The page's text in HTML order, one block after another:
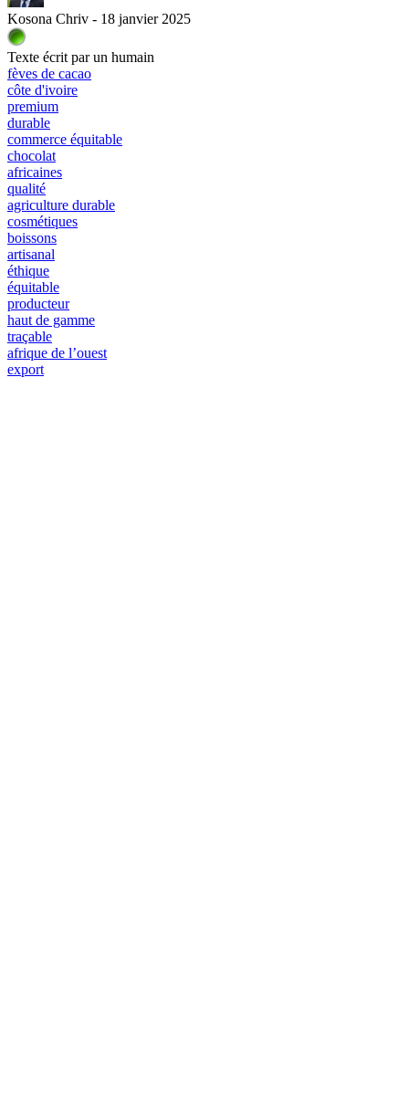
Kosona Chriv - 18 janvier 2025
Texte écrit par un humain
fèves de cacao
côte d'ivoire
premium
durable
commerce équitable
chocolat
africaines
qualité
agriculture durable
cosmétiques
boissons
artisanal
éthique
équitable
producteur
haut de gamme
traçable
afrique de l’ouest
export